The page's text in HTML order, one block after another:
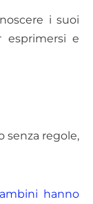
i suoi
e
senza regole,
hanno